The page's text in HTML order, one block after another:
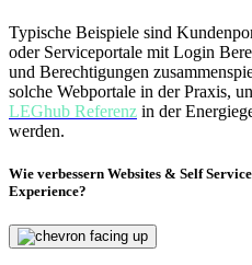
Typische Beispiele sind
oder Serviceportale mit Login
und Berechtigungen
solche Webportale in der Praxis,
LEGhub Referenz in der
werden.
Wie verbessern Websites & Self
Experience?